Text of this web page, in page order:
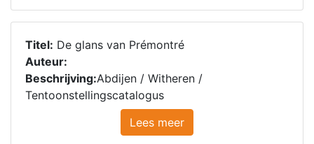
Titel: De glans van Prémontré
Auteur:
Beschrijving:Abdijen / Witheren /
Tentoonstellingscatalogus
Lees meer